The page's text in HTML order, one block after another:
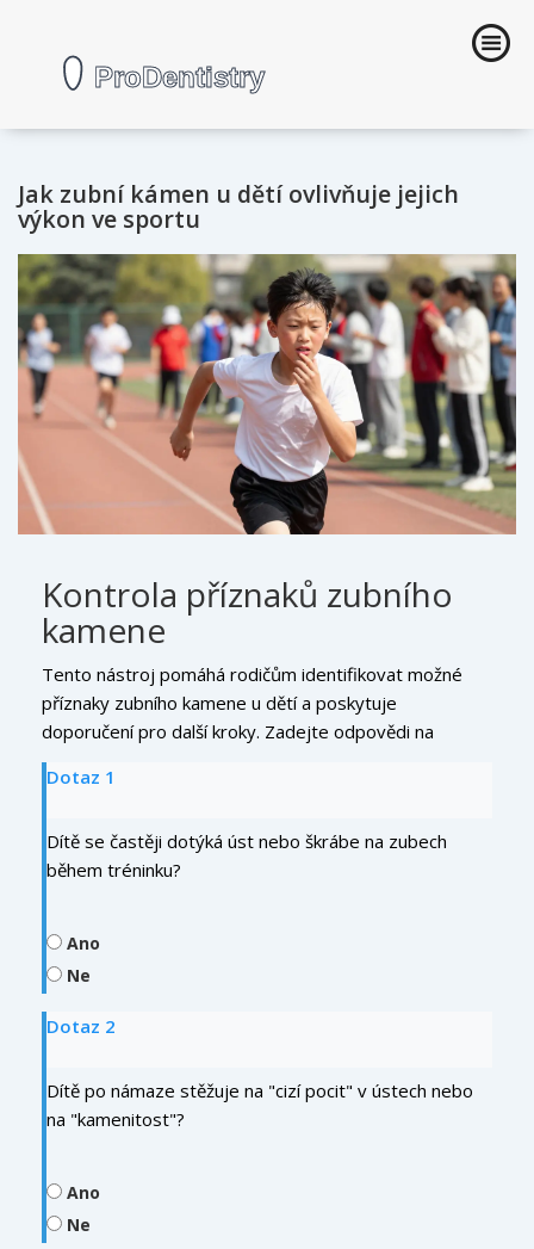
Jak zubní kámen u dětí ovlivňuje jejich
výkon ve sportu
Kontrola příznaků zubního
kamene
Tento nástroj pomáhá rodičům identifikovat možné
příznaky zubního kamene u dětí a poskytuje
doporučení pro další kroky. Zadejte odpovědi na
otázky a zjistíte, zda by mělo být dítě vyšetřeno u
stomatologa.
Dotaz 1
Dítě se častěji dotýká úst nebo škrábe na zubech
během tréninku?
Ano
Ne
Dotaz 2
Dítě po námaze stěžuje na "cizí pocit" v ústech nebo
na "kamenitost"?
Ano
Ne